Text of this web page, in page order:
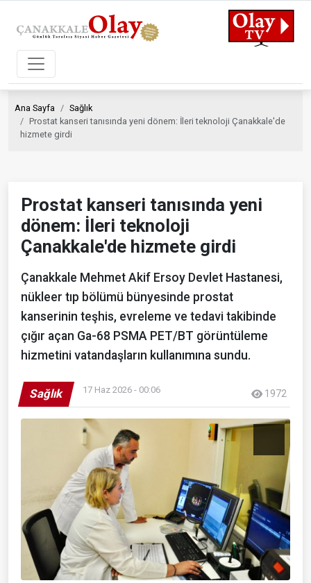
Ana Sayfa
Sağlık
Prostat kanseri tanısında yeni dönem: İleri teknoloji Çanakkale'de
hizmete girdi
Prostat kanseri tanısında yeni
dönem: İleri teknoloji
Çanakkale'de hizmete girdi
Çanakkale Mehmet Akif Ersoy Devlet Hastanesi,
nükleer tıp bölümü bünyesinde prostat
kanserinin teşhis, evreleme ve tedavi takibinde
çığır açan Ga-68 PSMA PET/BT görüntüleme
hizmetini vatandaşların kullanımına sundu.
Sağlık 17 Haz 2026 - 00:06 1972